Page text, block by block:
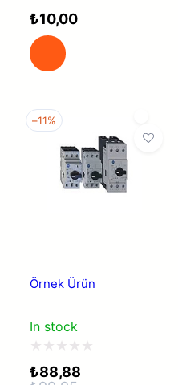
5
üzerinden
0
₺10,00
–11%
Örnek Ürün
In stock
5
₺88,88